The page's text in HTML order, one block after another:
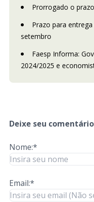
Prorrogado o
Prazo para
setembro
Faesp Informa:
2024/2025 e
Deixe seu comentário
Nome:*
Email:*